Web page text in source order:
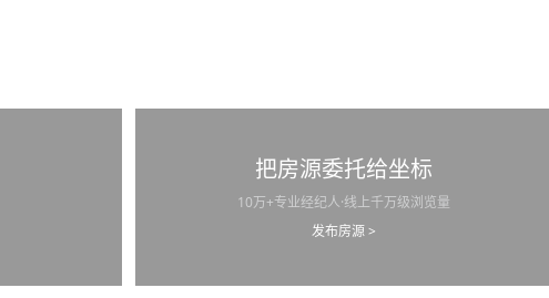
把房源委托给坐标
10万+专业经纪人·线上千万级浏览量
发布房源 >